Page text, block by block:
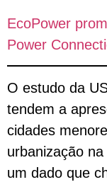
EcoPower
Power
O estudo da
tendem a
cidades
urbanização
um dado que